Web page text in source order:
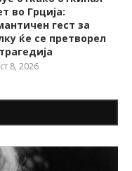
во Грција:
гест за
ќе се претворел
8, 2026